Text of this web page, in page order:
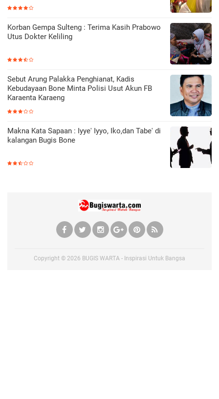
Korban Gempa Sulteng : Terima Kasih Prabowo
Utus Dokter Keliling
Sebut Arung Palakka Penghianat, Kadis
Kebudayaan Bone Minta Polisi Usut Akun FB
Karaenta Karaeng
Makna Kata Sapaan : Iyye' Iyyo, Iko,dan Tabe' di
kalangan Bugis Bone
Copyright © 2026 BUGIS WARTA - Inspirasi Untuk Bangsa